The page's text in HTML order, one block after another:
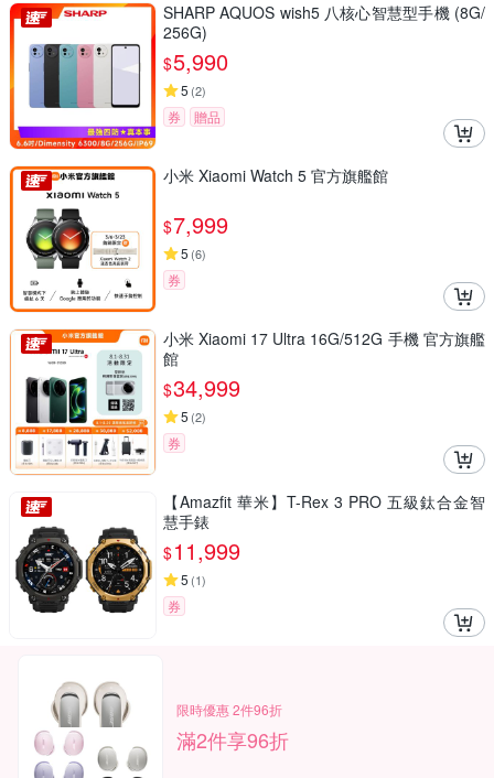
SHARP AQUOS wish5 八核心智慧型手機 (8G/
256G)
$5,990
5 (2)
券 贈品
小米 Xiaomi Watch 5 官方旗艦館
$7,999
5 (6)
券
小米 Xiaomi 17 Ultra 16G/512G 手機 官方旗艦
館
$34,999
5 (2)
券
【Amazfit 華米】T-Rex 3 PRO 五級鈦合金智
慧手錶
$11,999
5 (1)
券
限時優惠 2件96折
滿2件享96折